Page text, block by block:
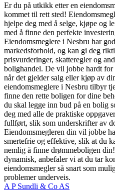
Er du på utkikk etter en
kommet til rett sted!
hjelpe deg med å selge, kjøpe og
med å finne den perfekte
Eiendomsmeglere i Nesbru har
markedsforhold, og kan gi deg
prisvurderinger, skatteregler og
bolighandel. De vil jobbe hardt for
når det gjelder salg eller kjøp av
eiendomsmeglere i Nesbru tilbyr
finne den rette boligen for dine
du skal legge inn bud på en bolig
deg med alle de praktiske
fullført, slik som underskrifter av
Eiendomsmegleren din vil jobbe
smertefrie og effektive, slik at du
nemlig å finne drømmeboligen
dynamisk, anbefaler vi at du tar
eiendomsmegler så snart som
problemer underveis.
A P Sundli & Co AS